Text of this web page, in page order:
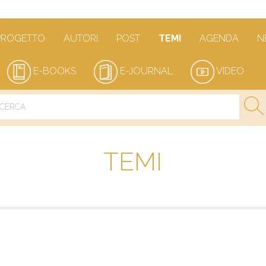
AUTORI POST TEMI AGENDA
E-BOOKS E-JOURNAL VIDEO
TEMI